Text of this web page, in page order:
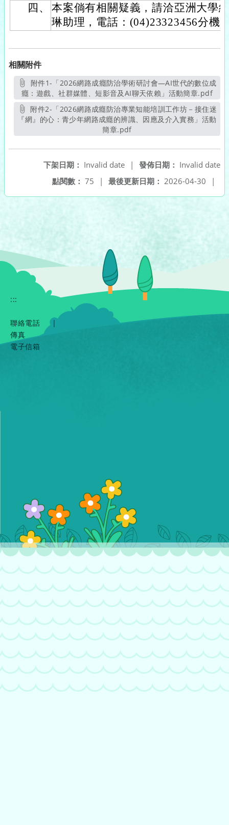
四、
本案倘有相關疑義，請洽亞洲大學
琳助理，電話：(04)23323456分機
相關附件
癮：遊戲、社群媒體、短影音及AI聊天依賴」活動簡章.pdf另開
附件2-「2026網路成癮防治專業知能培訓工作坊－接住迷
『網』的心：青少年網路成癮的辨識、因應及介入實務」活動
簡章.pdf另開新視窗
發佈日期： Invalid date
下架日期： Invalid date
|
最後更新日期： 2026-04-30 |
點閱數： 75 |
:::
聯絡電話
|
傳真
電子信箱